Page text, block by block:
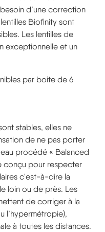
d’une correction
Biofinity sont
Les lentilles de
exceptionnelle et un
par boite de 6
stables, elles ne
de ne pas porter
procédé « Balanced
conçu pour respecter
c'est-à-dire la
loin ou de près. Les
de corriger à la
l’hypermétropie),
à toutes les distances.